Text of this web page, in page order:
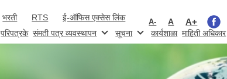
भरती RTS ई-ऑफिस एक्सेस लिंक A- A A+
परिपत्रके संमती पत्र व्यवस्थापन सूचना कार्यशाळा माहिती अधिकार